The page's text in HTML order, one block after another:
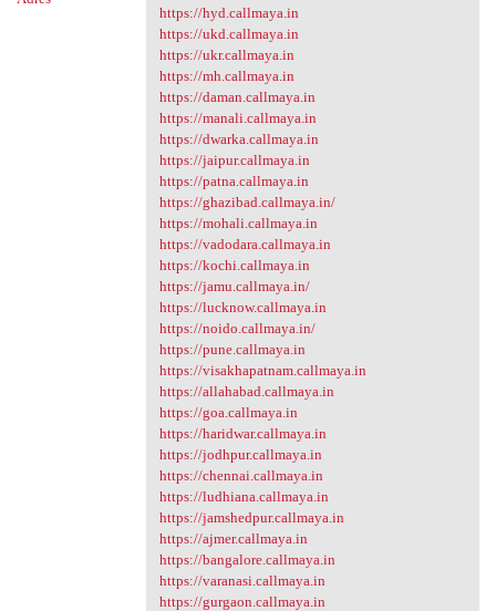
https://hyd.callmaya.in
https://ukd.callmaya.in
https://ukr.callmaya.in
https://mh.callmaya.in
https://daman.callmaya.in
https://manali.callmaya.in
https://dwarka.callmaya.in
https://jaipur.callmaya.in
https://patna.callmaya.in
https://ghazibad.callmaya.in/
https://mohali.callmaya.in
https://vadodara.callmaya.in
https://kochi.callmaya.in
https://jamu.callmaya.in/
https://lucknow.callmaya.in
https://noido.callmaya.in/
https://pune.callmaya.in
https://visakhapatnam.callmaya.in
https://allahabad.callmaya.in
https://goa.callmaya.in
https://haridwar.callmaya.in
https://jodhpur.callmaya.in
https://chennai.callmaya.in
https://ludhiana.callmaya.in
https://jamshedpur.callmaya.in
https://ajmer.callmaya.in
https://bangalore.callmaya.in
https://varanasi.callmaya.in
https://gurgaon.callmaya.in